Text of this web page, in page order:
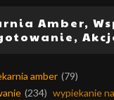
Amber,
amber (79)
(234) wypiekanie